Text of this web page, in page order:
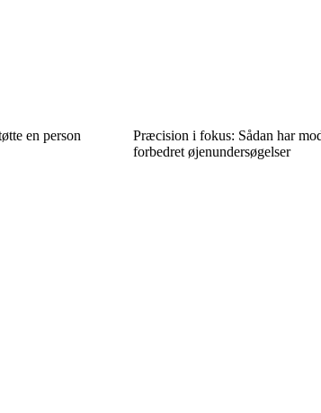
en person
Præcision i fokus: Sådan har
forbedret øjenundersøgelser